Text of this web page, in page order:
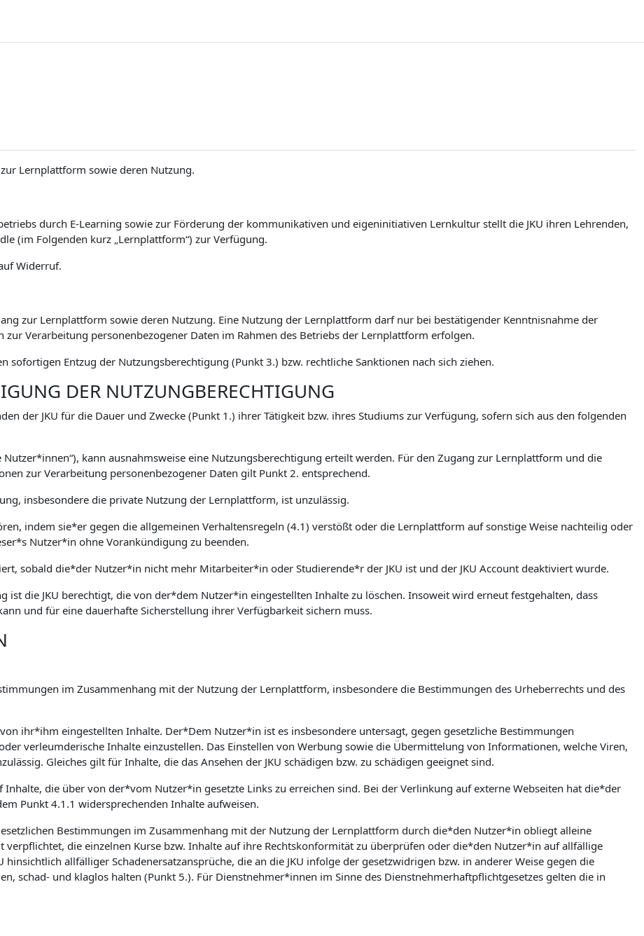
Lernplattform sowie deren Nutzung.
durch E-Learning sowie zur Förderung der kommunikativen und eigeninitiativen Lernkultur stellt die JKU ihren Lehrenden,
(im Folgenden kurz „Lernplattform“) zur Verfügung.
Widerruf.
zur Lernplattform sowie deren Nutzung. Eine Nutzung der Lernplattform darf nur bei bestätigender Kenntnisnahme der
Verarbeitung personenbezogener Daten im Rahmen des Betriebs der Lernplattform erfolgen.
Entzug der Nutzungsberechtigung (Punkt 3.) bzw. rechtliche Sanktionen nach sich ziehen.
DER NUTZUNGBERECHTIGUNG
der JKU für die Dauer und Zwecke (Punkt 1.) ihrer Tätigkeit bzw. ihres Studiums zur Verfügung, sofern sich aus den folgenden
Nutzer*innen“), kann ausnahmsweise eine Nutzungsberechtigung erteilt werden. Für den Zugang zur Lernplattform und die
zur Verarbeitung personenbezogener Daten gilt Punkt 2. entsprechend.
insbesondere die private Nutzung der Lernplattform, ist unzulässig.
indem sie*er gegen die allgemeinen Verhaltensregeln (4.1) verstößt oder die Lernplattform auf sonstige Weise nachteilig oder
Nutzer*in ohne Vorankündigung zu beenden.
sobald die*der Nutzer*in nicht mehr Mitarbeiter*in oder Studierende*r der JKU ist und der JKU Account deaktiviert wurde.
ist die JKU berechtigt, die von der*dem Nutzer*in eingestellten Inhalte zu löschen. Insoweit wird erneut festgehalten, dass
und für eine dauerhafte Sicherstellung ihrer Verfügbarkeit sichern muss.
im Zusammenhang mit der Nutzung der Lernplattform, insbesondere die Bestimmungen des Urheberrechts und des
ihr*ihm eingestellten Inhalte. Der*Dem Nutzer*in ist es insbesondere untersagt, gegen gesetzliche Bestimmungen
verleumderische Inhalte einzustellen. Das Einstellen von Werbung sowie die Übermittelung von Informationen, welche Viren,
Gleiches gilt für Inhalte, die das Ansehen der JKU schädigen bzw. zu schädigen geeignet sind.
die über von der*vom Nutzer*in gesetzte Links zu erreichen sind. Bei der Verlinkung auf externe Webseiten hat die*der
Punkt 4.1.1 widersprechenden Inhalte aufweisen.
Bestimmungen im Zusammenhang mit der Nutzung der Lernplattform durch die*den Nutzer*in obliegt alleine
verpflichtet, die einzelnen Kurse bzw. Inhalte auf ihre Rechtskonformität zu überprüfen oder die*den Nutzer*in auf allfällige
allfälliger Schadenersatzansprüche, die an die JKU infolge der gesetzwidrigen bzw. in anderer Weise gegen die
schad- und klaglos halten (Punkt 5.). Für Dienstnehmer*innen im Sinne des Dienstnehmerhaftpflichtgesetzes gelten die in